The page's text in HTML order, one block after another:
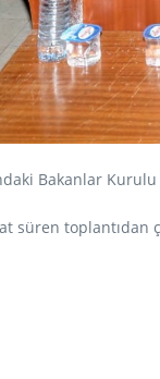
Bakanlar
süren